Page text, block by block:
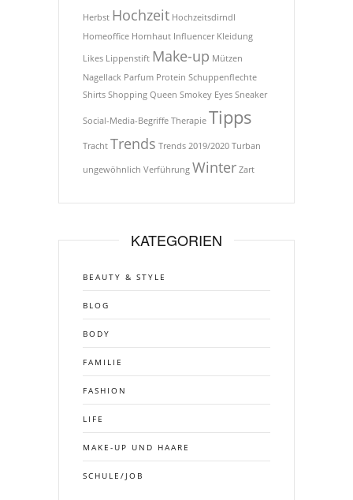
Herbst Hochzeit Hochzeitsdirndl
Homeoffice Hornhaut Influencer Kleidung
Likes Lippenstift Make-up Mützen
Nagellack Parfum Protein Schuppenflechte
Shirts Shopping Queen Smokey Eyes Sneaker
Social-Media-Begriffe Therapie Tipps
Tracht Trends Trends 2019/2020 Turban
ungewöhnlich Verführung Winter Zart
KATEGORIEN
BEAUTY & STYLE
BLOG
BODY
FAMILIE
FASHION
LIFE
MAKE-UP UND HAARE
SCHULE/JOB